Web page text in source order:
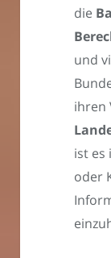
die
und
ihren
ist es
oder